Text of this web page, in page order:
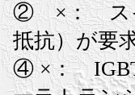
② ×： スイ
抵抗）が要
④ ×： IGBT